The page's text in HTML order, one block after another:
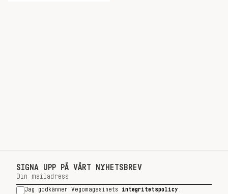
SIGNA UPP PÅ VÅRT NYHETSBREV
Jag godkänner Vegomagasinets integritetspolicy